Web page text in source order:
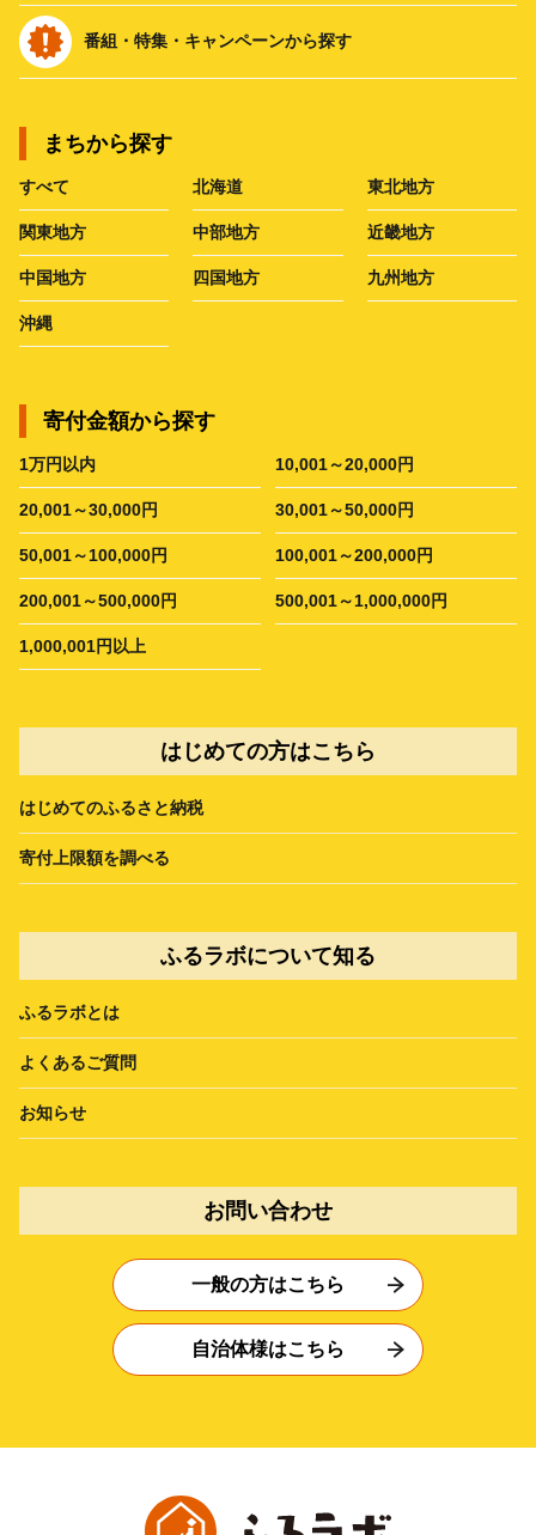
番組・特集・キャンペーンから探す
まちから探す
すべて 北海道 東北地方
関東地方 中部地方 近畿地方
中国地方 四国地方 九州地方
沖縄
寄付金額から探す
1万円以内 10,001～20,000円
20,001～30,000円 30,001～50,000円
50,001～100,000円 100,001～200,000円
200,001～500,000円 500,001～1,000,000円
1,000,001円以上
はじめての方はこちら
はじめてのふるさと納税
寄付上限額を調べる
ふるラボについて知る
ふるラボとは
よくあるご質問
お知らせ
お問い合わせ
一般の方はこちら
自治体様はこちら